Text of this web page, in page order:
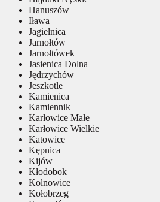
Hanuszów
Iława
Jagielnica
Jarnołtów
Jarnołtówek
Jasienica Dolna
Jędrzychów
Jeszkotle
Kamienica
Kamiennik
Karłowice Małe
Karłowice Wielkie
Katowice
Kępnica
Kijów
Kłodobok
Kolnowice
Kołobrzeg